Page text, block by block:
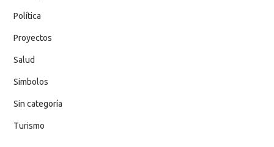
Política
Proyectos
Salud
Simbolos
Sin categoría
Turismo